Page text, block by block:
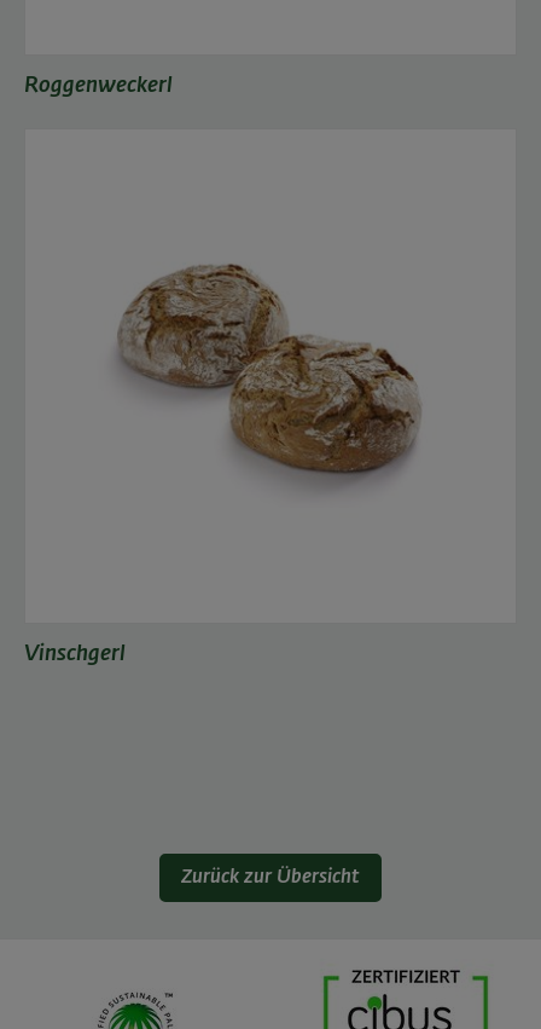
Roggenweckerl
Vinschgerl
Zurück zur Übersicht